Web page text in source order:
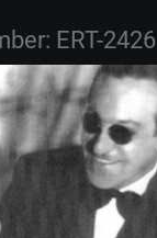
ERT-2426